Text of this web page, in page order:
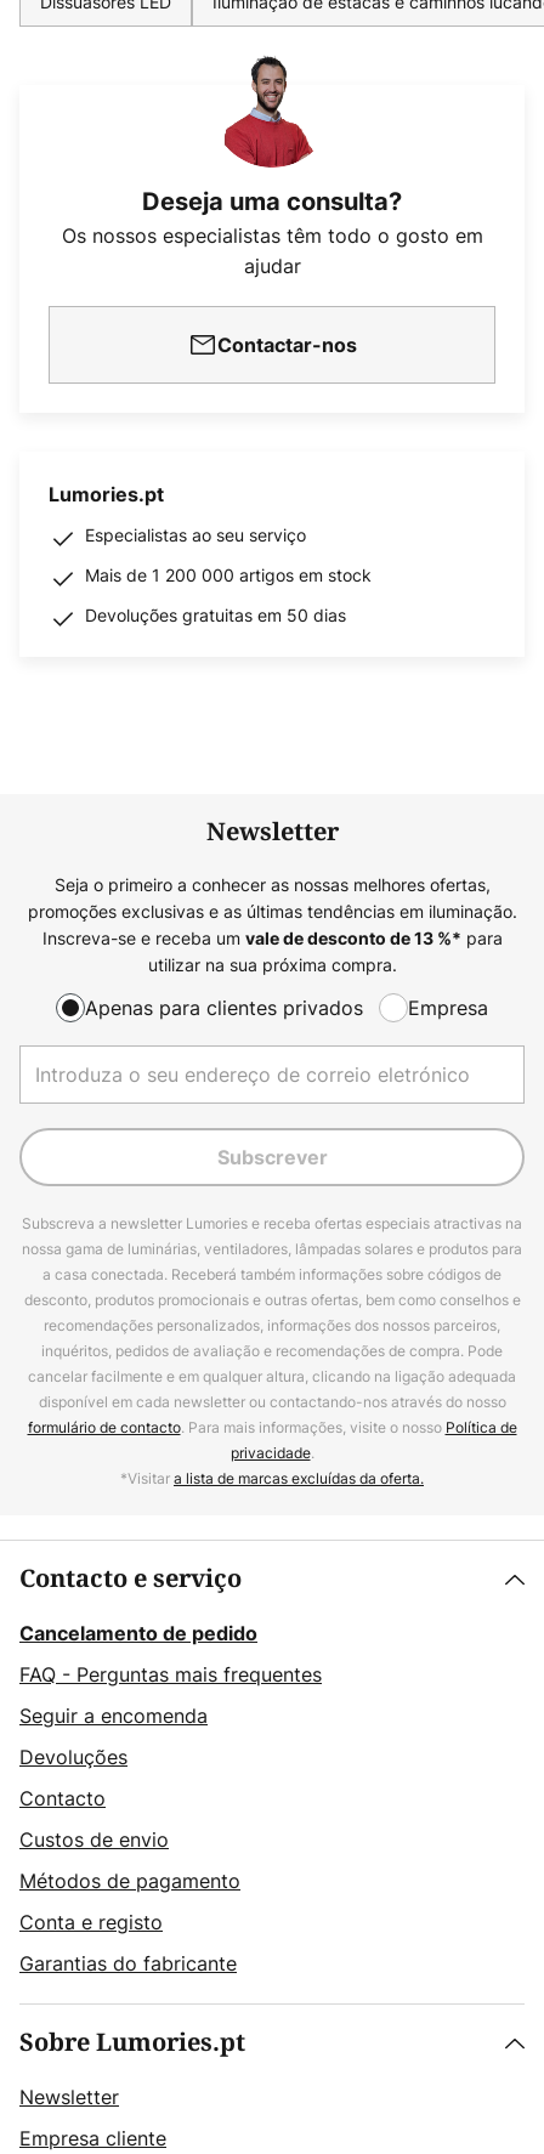
Deseja uma consulta?
Os nossos especialistas têm todo o gosto em
ajudar
Contactar-nos
Lumories.pt
Especialistas ao seu serviço
Mais de 1 200 000 artigos em stock
Devoluções gratuitas em 50 dias
Newsletter
Seja o primeiro a conhecer as nossas melhores ofertas,
promoções exclusivas e as últimas tendências em iluminação.
Inscreva-se e receba um vale de desconto de13%* para
utilizar na sua próxima compra.
Apenas para clientes privados Empresa
Subscrever
Subscreva a newsletter Lumories e receba ofertas especiais atractivas na
nossa gama de luminárias, ventiladores, lâmpadas solares e produtos para
a casa conectada. Receberá também informações sobre códigos de
desconto, produtos promocionais e outras ofertas, bem como conselhos e
recomendações personalizados, informações dos nossos parceiros,
inquéritos, pedidos de avaliação e recomendações de compra. Pode
cancelar facilmente e em qualquer altura, clicando na ligação adequada
disponível em cada newsletter ou contactando-nos através do nosso
formulário de contacto. Para mais informações, visite o nosso Política de
privacidade.
*Visitara lista de marcas excluídas da oferta.
Contacto e serviço
Cancelamento de pedido
FAQ - Perguntas mais frequentes
Seguir a encomenda
Devoluções
Contacto
Custos de envio
Métodos de pagamento
Conta e registo
Garantias do fabricante
Sobre Lumories.pt
Newsletter
Empresa cliente